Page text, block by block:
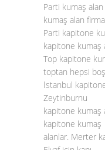
Parti kumaş
kumaş alan
Parti kapitone
kapitone kumaş
Top kapitone
toptan hepsi
İstanbul
Zeytinburnu
kapitone kumaş
kapitone kumaş
alanlar. Merter